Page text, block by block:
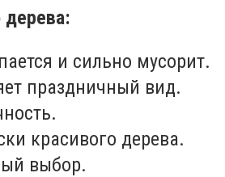
и сильно мусорит.
праздничный вид.
красивого дерева.
выбор.